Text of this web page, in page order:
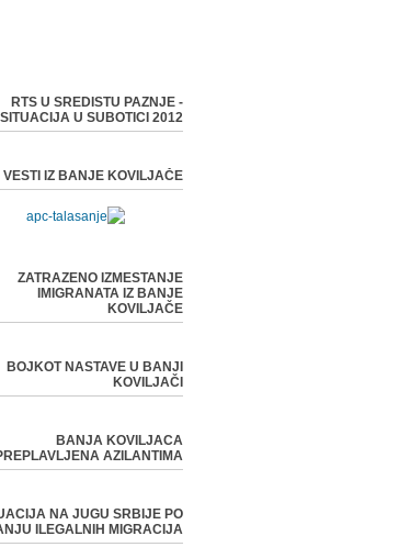
RTS U SREDISTU PAZNJE -
SITUACIJA U SUBOTICI 2012
VESTI IZ BANJE KOVILJAČE
ZATRAZENO IZMESTANJE
IMIGRANATA IZ BANJE
KOVILJAČE
BOJKOT NASTAVE U BANJI
KOVILJAČI
BANJA KOVILJACA
AZILANTIMA
NA JUGU SRBIJE PO
ILEGALNIH MIGRACIJA